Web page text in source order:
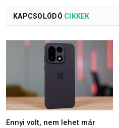
KAPCSOLÓDÓ CIKKEK
Ennyi volt, nem lehet már